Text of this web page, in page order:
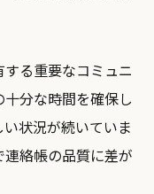
る重要なコミュニ
分な時間を確保し
状況が続いていま
絡帳の品質に差が